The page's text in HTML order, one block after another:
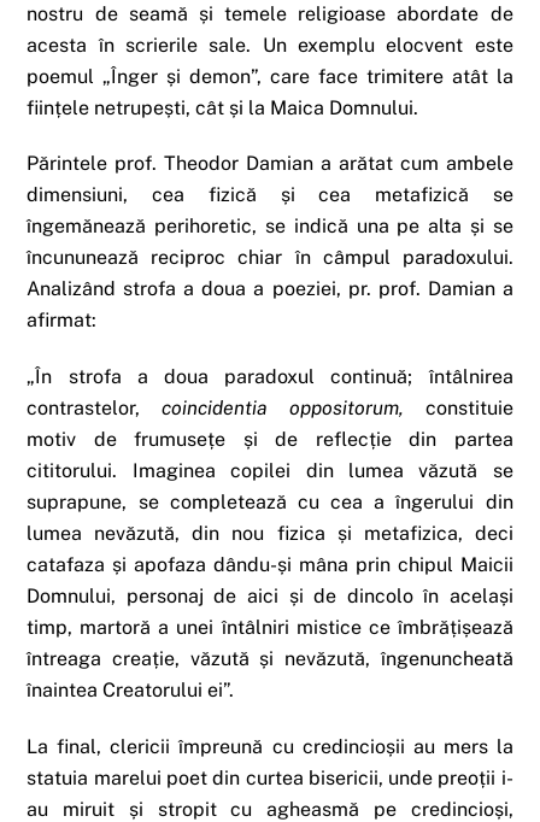
nostru de seamă și temele religioase abordate de
acesta în scrierile sale. Un exemplu elocvent este
poemul „Înger și demon”, care face trimitere atât la
ființele netrupești, cât și la Maica Domnului.
Părintele prof. Theodor Damian a arătat cum ambele
dimensiuni, cea fizică și cea metafizică se
îngemănează perihoretic, se indică una pe alta și se
încununează reciproc chiar în câmpul paradoxului.
Analizând strofa a doua a poeziei, pr. prof. Damian a
afirmat:
„În strofa a doua paradoxul continuă; întâlnirea
contrastelor,coincidentia oppositorum, constituie
motiv de frumusețe și de reflecție din partea
cititorului. Imaginea copilei din lumea văzută se
suprapune, se completează cu cea a îngerului din
lumea nevăzută, din nou fizica și metafizica, deci
catafaza și apofaza dându-și mâna prin chipul Maicii
Domnului, personaj de aici și de dincolo în același
timp, martoră a unei întâlniri mistice ce îmbrățișează
întreaga creație, văzută și nevăzută, îngenuncheată
înaintea Creatorului ei”.
La final, clericii împreună cu credincioșii au mers la
statuia marelui poet din curtea bisericii, unde preoții i-
au miruit și stropit cu agheasmă pe credincioși,